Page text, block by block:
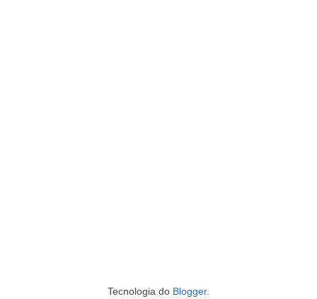
Tecnologia do Blogger.